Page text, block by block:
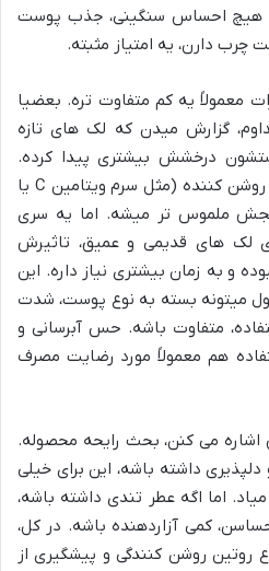
احساس سنگینی، جذب پوست
دارن، یه امتیاز مثبته.
معمولاً یه کم متفاوت تره. بعضیا
گزارش میدن که لک های تازه
درخشش بیشتری پیدا کرده.
خصوصاً اگه با یه روتین کامل روشن کننده (مثل سرم ویتامین C یا
ملموس تر میشه. اما یه سری
لک های قدیمی و عمیق، تاثیرش
و به زمان بیشتری نیاز داره. این
میتونه بسته به نوع پوست، شدت
متفاوت باشه. حس آبرسانی و
هم معمولاً مورد رضایت مصرف
می کنن، بحث رایحه محصوله.
دلپذیری داشته باشه، این برای خیلی
اما اگه عطر تندی داشته باشه،
کمی آزاردهنده باشه. در کل،
روتین روشن کنندگی و پیشگیری از